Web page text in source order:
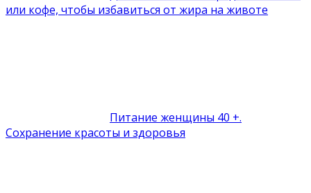
или кофе, чтобы избавиться от жира на животе
Питание женщины 40 +.
Сохранение красоты и здоровья